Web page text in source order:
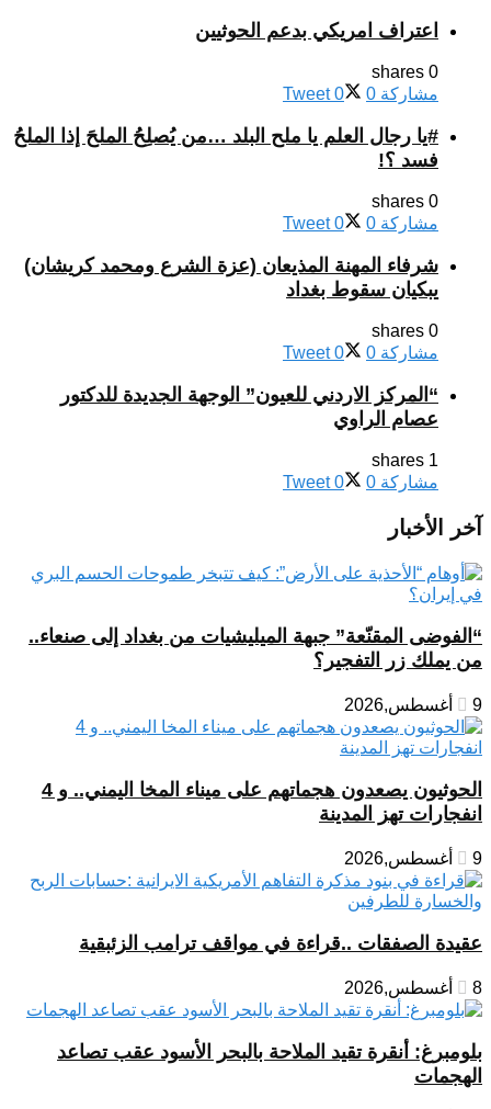
اعتراف امريكي بدعم الحوثيين
0 shares
مشاركة 0
Tweet 0
#يا رجال العلم يا ملح البلد …من يُصلِحُ الملحَ إذا الملحُ
فسد ؟!
0 shares
مشاركة 0
Tweet 0
شرفاء المهنة المذيعان (عزة الشرع ومحمد كريشان)
يبكيان سقوط بغداد
0 shares
مشاركة 0
Tweet 0
“المركز الاردني للعيون” الوجهة الجديدة للدكتور
عصام الراوي
1 shares
مشاركة 0
Tweet 0
آخر الأخبار
“الفوضى المقنّعة” جبهة الميليشيات من بغداد إلى صنعاء..
من يملك زر التفجير؟
9 أغسطس,2026
الحوثيون يصعدون هجماتهم على ميناء المخا اليمني.. و 4
انفجارات تهز المدينة
9 أغسطس,2026
عقيدة الصفقات ..قراءة في مواقف ترامب الزئبقية
8 أغسطس,2026
بلومبرغ: أنقرة تقيد الملاحة بالبحر الأسود عقب تصاعد
الهجمات